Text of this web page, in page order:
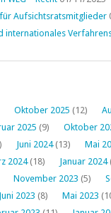
Aufsichtsratsmitglieder
internationales
Oktober 2025 (12)
2025 (9) Oktober
Juni 2024(13) Mai
2024(18) Januar 2024
November 2023 (5)
Juni 2023 (8) Mai 2023